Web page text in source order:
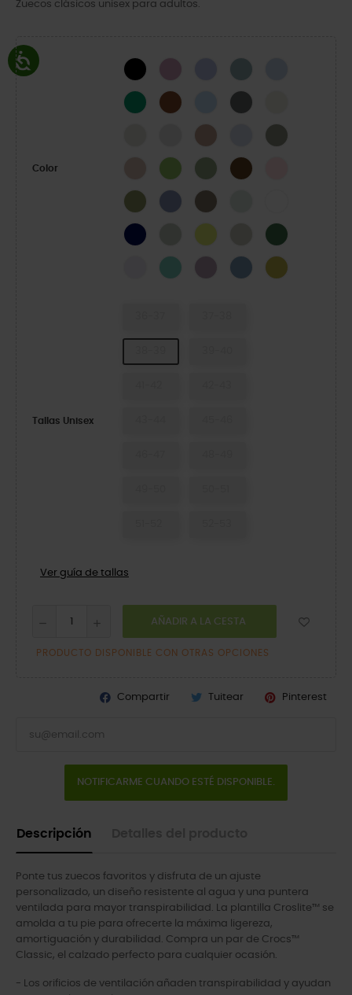
Zuecos clásicos unisex para adultos.
Color
Black HydrangeaMystic Purple
Pond
Green IvyCognac Blue FrostSlate Grey
Atmosphere
Latte Dreamscape
Elephant
Kiwi Moss-XCoffee
Army GreenBlue HazeTaupe
Navy Acidity Field Green
Grape IceRetro Dusty LilacAstro BlueMeadow
Tallas Unisex
Ver guía de tallas
AÑADIR A LA CESTA
PRODUCTO DISPONIBLE CON OTRAS OPCIONES
Compartir Tuitear Pinterest
NOTIFICARME CUANDO ESTÉ DISPONIBLE.
Descripción
Ponte tus zuecos favoritos y disfruta de un ajuste
personalizado, un diseño resistente al agua y una puntera
ventilada para mayor transpirabilidad. La plantilla Croslite™ se
amolda a tu pie para ofrecerte la máxima ligereza,
amortiguación y durabilidad. Compra un par de Crocs™
Classic, el calzado perfecto para cualquier ocasión.
- Los orificios de ventilación añaden transpirabilidad y ayudan